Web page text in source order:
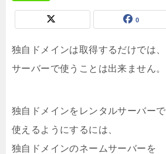
0
独自ドメインは取得するだけでは、
サーバーで使うことは出来ません。
独自ドメインをレンタルサーバーで
使えるようにするには、
独自ドメインのネームサーバーを